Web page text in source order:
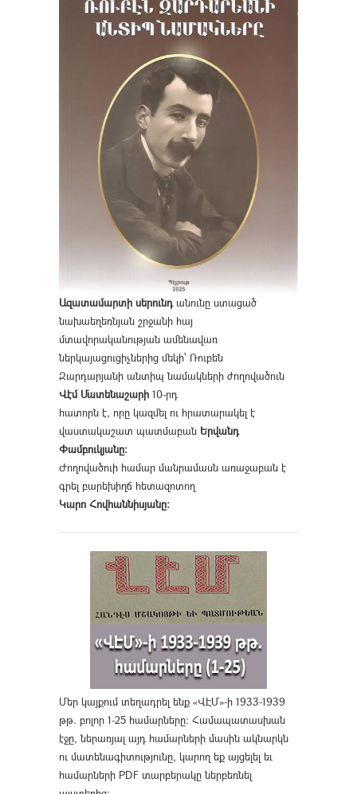
Ազատամարտի սերունդանունը ստացած
նախաեղեռնյան շրջանի հայ
մտավորականության ամենավառ
ներկայացուցիչներից մեկի՝ Ռուբեն
Զարդարյանի անտիպ նամակների ժողովածուն
Վէմ Մատենաշարի 10-րդ
հատորն է, որը կազմել ու հրատարակել է
վաստակաշատ պատմաբան Երվանդ
Փամբուկյանը։
Ժողովածուի համար մանրամասն առաջաբան է
գրել բարեխիղճ հետազոտող
Կարո Հովհաննիսյանը։
Մեր կայքում տեղադրել ենք «ՎԷՄ»-ի 1933-1939
թթ. բոլոր 1-25 համարները։ Համապատասխան
էջը, ներառյալ այդ համարների մասին ակնարկն
ու մատենագիտությունը, կարող եք այցելել եւ
համարների PDF տարբերակը ներբեռնել